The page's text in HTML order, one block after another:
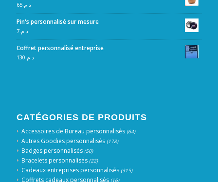
د.م.65
Pin's personnalisé sur mesure
د.م.7
Coffret personnalisé entreprise
د.م. 130
CATÉGORIES DE PRODUITS
Accessoires de Bureau personnalisés (64)
Autres Goodies personnalisés (178)
Badges personnalisés (50)
Bracelets personnalisés (22)
Cadeaux entreprises personnalisés (315)
Coffrets cadeaux personnalisés (16)